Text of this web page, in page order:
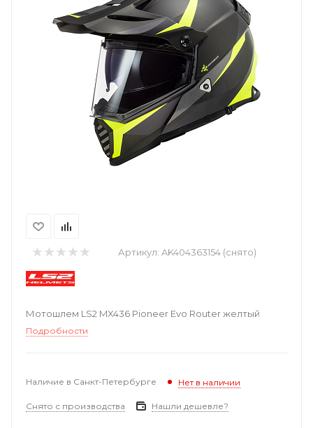
Артикул: AK404363154 (снято)
Мотошлем LS2 MX436 Pioneer Evo Router желтый
Подробности
Наличие в Санкт-Петербурге Нет в наличии
Снято с производства Нашли дешевле?